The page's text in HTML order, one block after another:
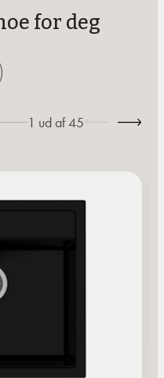
for deg
1 ud af45